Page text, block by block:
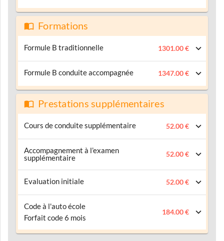
Formations
Formule B traditionnelle 1301.00 €
Formule B conduite accompagnée 1347.00 €
Prestations supplémentaires
Cours de conduite supplémentaire 52.00 €
Accompagnement à l’examen
supplémentaire
52.00 €
Evaluation initiale 52.00 €
Code à l'auto école
Forfait code 6 mois
184.00 €